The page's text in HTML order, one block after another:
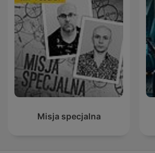
Misja specjalna